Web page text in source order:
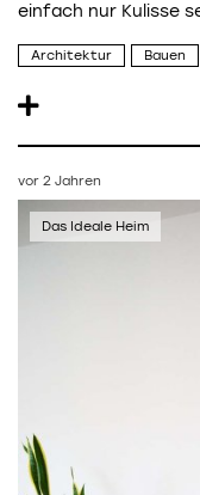
einfach nur Kulisse
Architektur Bauen
vor 2 Jahren